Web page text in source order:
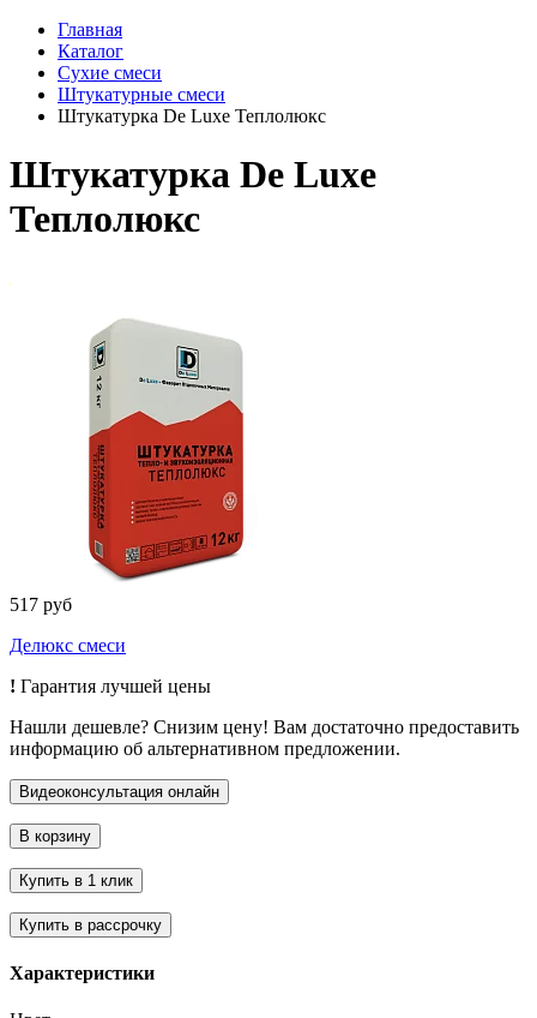
Главная
Каталог
Сухие смеси
Штукатурные смеси
Штукатурка De Luxe Теплолюкс
Штукатурка De Luxe
Теплолюкс
517 руб
Делюкс смеси
! Гарантия лучшей цены
Нашли дешевле? Снизим цену! Вам достаточно предоставить
информацию об альтернативном предложении.
Характеристики